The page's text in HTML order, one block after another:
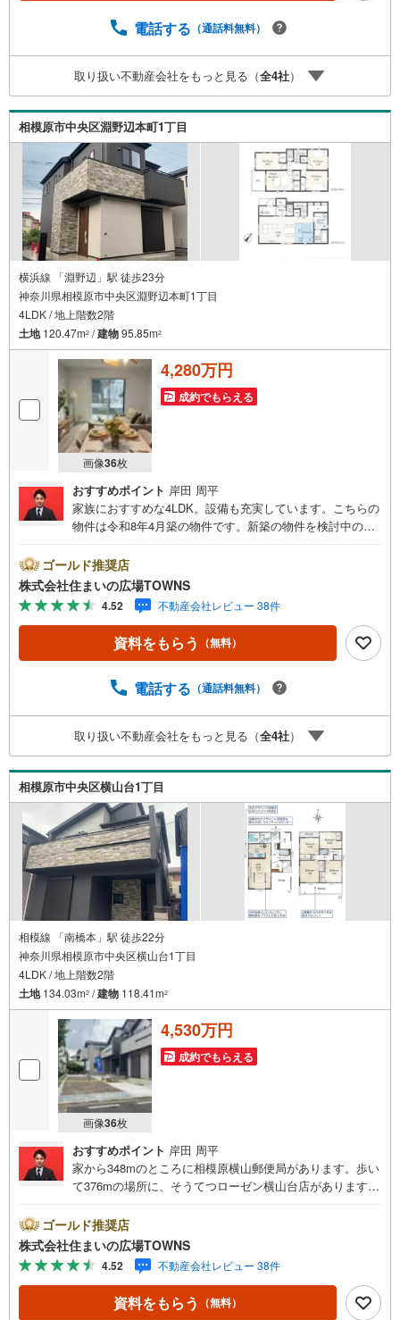
「室内・現地を見学する」ボタンよりご予約頂くとご見学
○住宅ローンのご相談○ライフプランのシミュレーション■
住まいの広場TOWNSからお客様へ経験豊富なスタッフが親
身になってお客様に合った物件をご紹介させて頂きます！ /
他社様掲載物件も併せてご紹介可能ですのでお気軽にお問
い合わせ下さい♪駐車場もございますので、お車でのお越
しも大歓迎です！
電話する （通話料無料）
取り扱い不動産会社をもっと見る（全4社）
相模原市中央区淵野辺本町1丁目
横浜線 「淵野辺」駅 徒歩23分
神奈川県相模原市中央区淵野辺本町1丁目
4LDK / 地上階数2階
土地120.47m2 /建物95.85m2
画像36枚
4,280万円
成約でもらえる
おすすめポイント 岸田 周平
家族におすすめな4LDK。設備も充実しています。こちらの
物件は令和8年4月築の物件です。新築の物件を検討中の方
かるTVインターホン付き。95.85平米の建物面積でスペー
スの面でも問題なく快適に過ごせますよ。南東向きの物件
をお探しの方、コチラよりご覧ください。システムキッチ
ン付きの物件でカラーリングも統一できるため見た目に一
体感が生まれ、美しいです。【年中無休/9:00～21:00】人
気物件は特にお問い合わせが集中するため、お早めにお電
くとご見学がスムーズです。■その他、各種ご相談も承って
ーション■住まいの広場TOWNSからお客様へ経験豊富なス
タッフが親身になってお客様に合った物件をご紹介させて
頂きます！ /他社様掲載物件も併せてご紹介可能ですのでお
気軽にお問い合わせ下さい♪駐車場もございますので、お
車でのお越しも大歓迎です！
ゴールド推奨店
株式会社住まいの広場TOWNS
4.52 不動産会社レビュー 38件
資料をもらう （無料）
電話する （通話料無料）
取り扱い不動産会社をもっと見る（全4社）
相模原市中央区横山台1丁目
相模線 「南橋本」駅 徒歩22分
神奈川県相模原市中央区横山台1丁目
4LDK / 地上階数2階
土地134.03m2 /建物 118.41m2
画像36枚
4,530万円
成約でもらえる
おすすめポイント 岸田 周平
家から348mのところに相模原横山郵便局があります。歩い
て376mの場所に、そうてつローゼン横山台店があります。
南向きの物件です。動線を意識したデザインのシステムキ
ッチン付きで作業能率が上がります。新築にこだわりをも
つ方には、こちらの新築物件はいかがでしょうか。浴室乾
燥機のあるお風呂場は洗濯物を干すときにも便利です。こ
ちらは都市近郊にあるので、高いブランドイメージが自慢
です。内外装共に綺麗な新築戸建ての物件はいかがでしょ
ゴールド推奨店
株式会社住まいの広場TOWNS
4.52 不動産会社レビュー 38件
資料をもらう （無料）